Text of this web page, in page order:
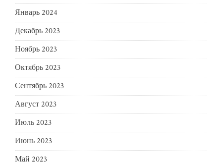
Январь 2024
Декабрь 2023
Ноябрь 2023
Октябрь 2023
Сентябрь 2023
Август 2023
Июль 2023
Июнь 2023
Май 2023